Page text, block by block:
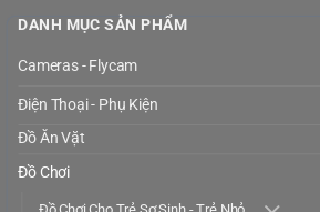
DANH MỤC SẢN PHẨM
Cameras - Flycam
Điện Thoại - Phụ Kiện
Đồ Ăn Vặt
Đồ Chơi